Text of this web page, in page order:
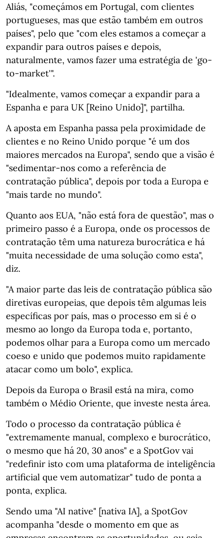
Aliás, "começámos em Portugal, com clientes
portugueses, mas que estão também em outros
países", pelo que "com eles estamos a começar a
expandir para outros países e depois,
naturalmente, vamos fazer uma estratégia de 'go-
to-market'".
"Idealmente, vamos começar a expandir para a
Espanha e para UK [Reino Unido]", partilha.
A aposta em Espanha passa pela proximidade de
clientes e no Reino Unido porque "é um dos
maiores mercados na Europa", sendo que a visão é
"sedimentar-nos como a referência de
contratação pública", depois por toda a Europa e
"mais tarde no mundo".
Quanto aos EUA, "não está fora de questão", mas o
primeiro passo é a Europa, onde os processos de
contratação têm uma natureza burocrática e há
"muita necessidade de uma solução como esta",
diz.
"A maior parte das leis de contratação pública são
diretivas europeias, que depois têm algumas leis
específicas por país, mas o processo em si é o
mesmo ao longo da Europa toda e, portanto,
podemos olhar para a Europa como um mercado
coeso e unido que podemos muito rapidamente
atacar como um bolo", explica.
Depois da Europa o Brasil está na mira, como
também o Médio Oriente, que investe nesta área.
Todo o processo da contratação pública é
"extremamente manual, complexo e burocrático,
o mesmo que há 20, 30 anos" e a SpotGov vai
"redefinir isto com uma plataforma de inteligência
artificial que vem automatizar" tudo de ponta a
ponta, explica.
Sendo uma "AI native" [nativa IA], a SpotGov
acompanha "desde o momento em que as